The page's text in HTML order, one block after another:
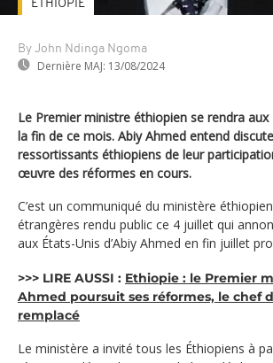
By John Ndinga Ngoma
Dernière MAJ: 13/08/2024
ETHIOPIE
Le Premier ministre éthiopien se rendra aux
la fin de ce mois. Abiy Ahmed entend
ressortissants éthiopiens de leur
œuvre des réformes en cours.
C’est un communiqué du ministère
étrangères rendu public ce 4 juillet qui
aux États-Unis d’Abiy Ahmed en fin juillet
>>> LIRE AUSSI : Ethiopie : le Premier
Ahmed poursuit ses réformes, le chef
remplacé
Le ministère a invité tous les Éthiopiens à